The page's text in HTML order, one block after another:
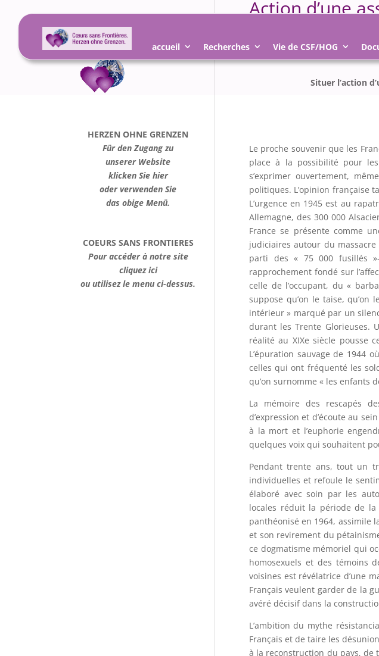
accueil Recherches Vie de CSF/HOG
Action d’une
Situer l’action
Le proche souvenir que les
place à la possibilité pour
s’exprimer ouvertement,
politiques. L’opinion française
L’urgence en 1945 est au
Allemagne, des 300 000
France se présente comme
judiciaires autour du
parti des « 75 000 fusillés
rapprochement fondé sur
celle de l’occupant, du «
suppose qu’on le taise,
intérieur » marqué par un
durant les Trente Glorieuses.
réalité au XIXe siècle pousse
L’épuration sauvage de 1944
celles qui ont fréquenté les
qu’on surnomme « les enfants
La mémoire des rescapés
d’expression et d’écoute au
à la mort et l’euphorie
quelques voix qui souhaitent
Pendant trente ans, tout un
individuelles et refoule le
élaboré avec soin par les
locales réduit la période de la
panthéonisé en 1964, assimile
et son revirement du
ce dogmatisme mémoriel qui
homosexuels et des témoins
voisines est révélatrice d’une
Français veulent garder de la
avéré décisif dans la
L’ambition du mythe
Français et de taire les
à la reconstruction du pays, de
HERZEN OHNE GRENZEN
Für den Zugang zu
unserer Website
klicken Sie hier
oder verwenden Sie
das obige Menü.
COEURS SANS FRONTIERES
Pour accéder à notre site
cliquez ici
ou utilisez le menu ci-dessus.